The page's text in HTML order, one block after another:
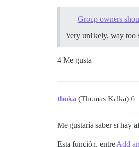
Group owners
Very unlikely, way too
4 Me gusta
thoka (Thomas Kalka) 6
Me gustaría saber si hay
Esta función, entre Add